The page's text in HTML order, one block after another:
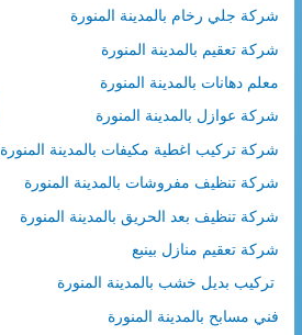
شركة جلي رخام بالمدينة المنورة
شركة تعقيم بالمدينة المنورة
معلم دهانات بالمدينة المنورة
شركة عوازل بالمدينة المنورة
شركة تركيب اغطية مكيفات بالمدينة المنورة
شركة تنظيف مفروشات بالمدينة المنورة
شركة تنظيف بعد الحريق بالمدينة المنورة
شركة تعقيم منازل بينبع
تركيب بديل خشب بالمدينة المنورة
فني مسابح بالمدينة المنورة